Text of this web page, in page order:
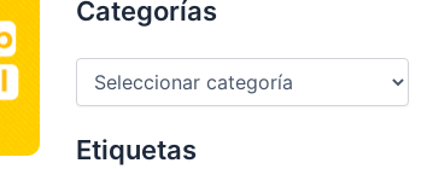
Categorías
Etiquetas